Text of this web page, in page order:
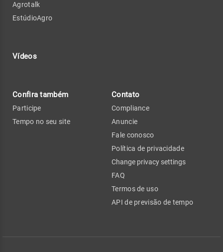
Agrotalk
EstúdioAgro
Vídeos
Confira também
Participe
Tempo no seu site
Contato
Compliance
Anuncie
Fale conosco
Política de privacidade
Change privacy settings
FAQ
Termos de uso
API de previsão de tempo